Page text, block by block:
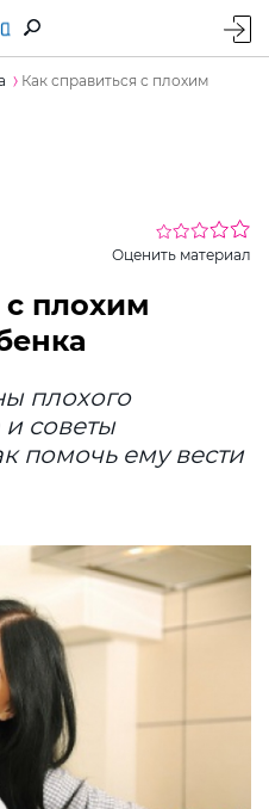
Как справиться с плохим
Оценить материал
с плохим
плохого
советы
помочь ему вести